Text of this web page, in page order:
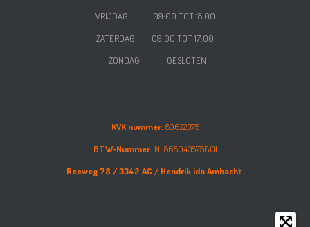
VRIJDAG
09:00 TOT 18:00
ZATERDAG 09:00 TOT 17:00
ZONDAG GESLOTEN
KVK nummer:89622375
BTW-Nummer:NL865043875B01
Reeweg 78 /3342 AC / Hendrik ido Ambacht